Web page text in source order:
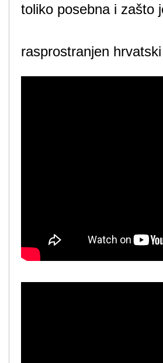
toliko posebna i zašto
rasprostranjen